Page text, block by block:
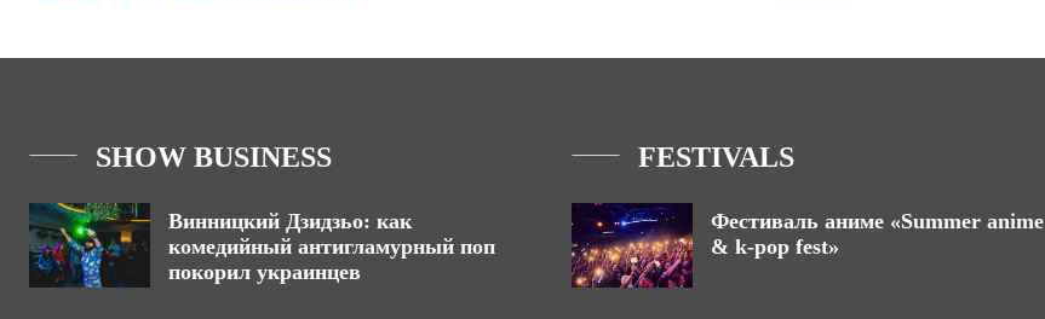
SHOW BUSINESS
Винницкий Дзидзьо: как
комедийный антигламурный поп
покорил украинцев
FESTIVALS
Фестиваль аниме «Summer anime
& k-pop fest»